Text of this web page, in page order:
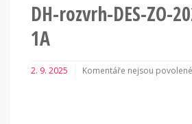
DH-rozvrh-DES-ZO-
1A
2. 9. 2025
Komentáře nejsou povolené